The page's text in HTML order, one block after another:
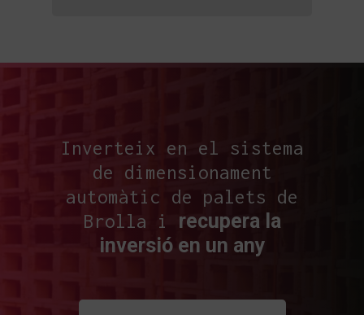
Inverteix en el sistema
de dimensionament
automàtic de palets de
Brolla i recupera la
inversió en un any